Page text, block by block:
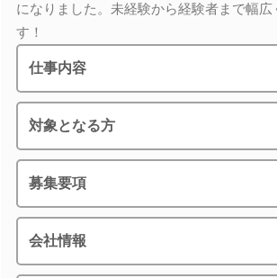
になりました。未経験から経験者まで幅
す！
仕事内容
対象となる方
募集要項
会社情報